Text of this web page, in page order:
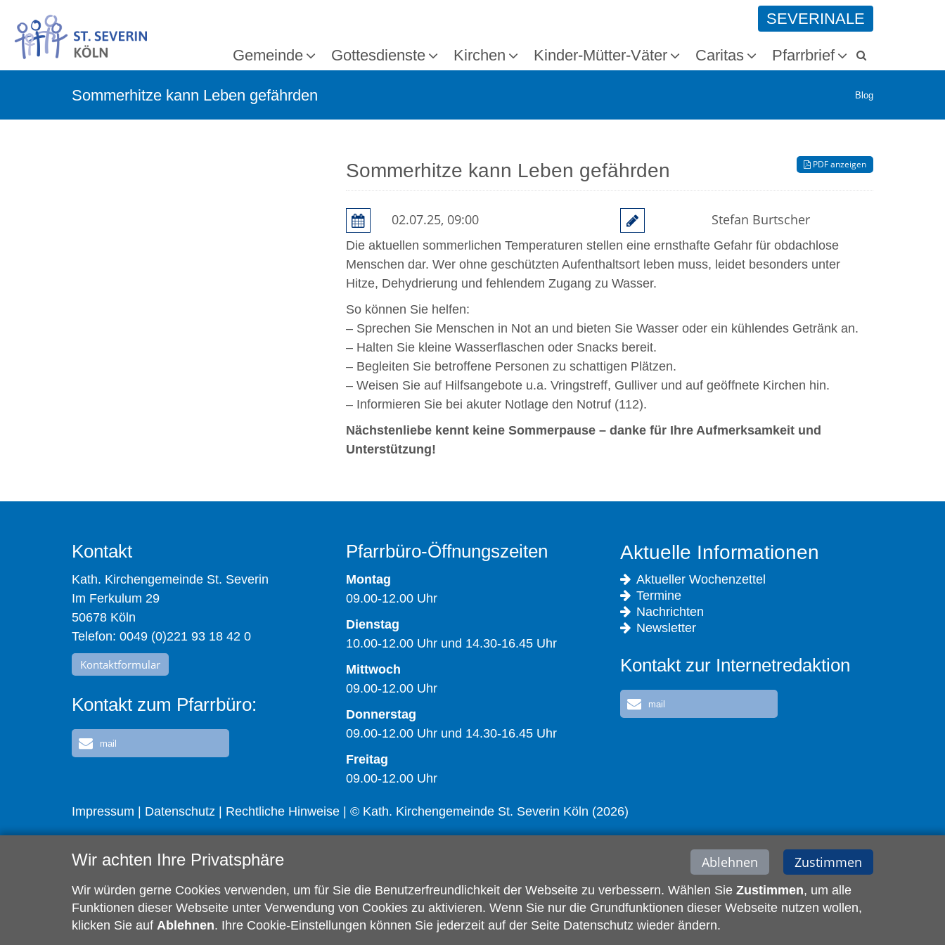
SEVERINALE
Gemeinde Gottesdienste Kirchen Kinder-Mütter-Väter Caritas Pfarrbrief
Sommerhitze kann Leben gefährden Blog
PDF anzeigen
Sommerhitze kann Leben gefährden
02.07.25, 09:00 Stefan Burtscher
Die aktuellen sommerlichen Temperaturen stellen eine ernsthafte Gefahr für obdachlose
Menschen dar. Wer ohne geschützten Aufenthaltsort leben muss, leidet besonders unter
Hitze, Dehydrierung und fehlendem Zugang zu Wasser.
So können Sie helfen:
– Sprechen Sie Menschen in Not an und bieten Sie Wasser oder ein kühlendes Getränk an.
– Halten Sie kleine Wasserflaschen oder Snacks bereit.
– Begleiten Sie betroffene Personen zu schattigen Plätzen.
– Weisen Sie auf Hilfsangebote u.a. Vringstreff, Gulliver und auf geöffnete Kirchen hin.
– Informieren Sie bei akuter Notlage den Notruf (112).
Nächstenliebe kennt keine Sommerpause – danke für Ihre Aufmerksamkeit und
Unterstützung!
Kontakt
Kath. Kirchengemeinde St. Severin
Im Ferkulum 29
50678 Köln
Telefon: 0049 (0)221 93 18 42 0
Kontaktformular
Kontakt zum Pfarrbüro:
mail
Pfarrbüro-Öffnungszeiten
Montag
09.00-12.00 Uhr
Dienstag
10.00-12.00 Uhr und 14.30-16.45 Uhr
Mittwoch
09.00-12.00 Uhr
Donnerstag
09.00-12.00 Uhr und 14.30-16.45 Uhr
Freitag
09.00-12.00 Uhr
Aktuelle Informationen
Aktueller Wochenzettel
Termine
Nachrichten
Newsletter
Kontakt zur Internetredaktion
mail
Impressum Datenschutz Rechtliche Hinweise | © Kath. Kirchengemeinde St. Severin Köln (2026)
Wir achten Ihre Privatsphäre Ablehnen Zustimmen
Wir würden gerne Cookies verwenden, um für Sie die Benutzerfreundlichkeit der Webseite zu verbessern. Wählen Sie Zustimmen, um alle
Funktionen dieser Webseite unter Verwendung von Cookies zu aktivieren. Wenn Sie nur die Grundfunktionen dieser Webseite nutzen wollen,
klicken Sie auf Ablehnen. Ihre Cookie-Einstellungen können Sie jederzeit auf der Seite Datenschutz wieder ändern.